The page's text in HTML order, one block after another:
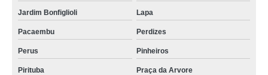
Jardim Bonfiglioli Lapa
Pacaembu Perdizes
Perus Pinheiros
Pirituba Praça da Arvore